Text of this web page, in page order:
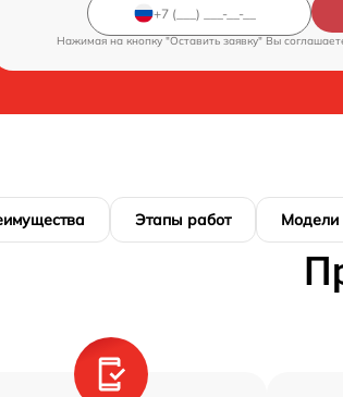
Нажимая на кнопку "Оставить заявку" Вы
Этапы работ Модели